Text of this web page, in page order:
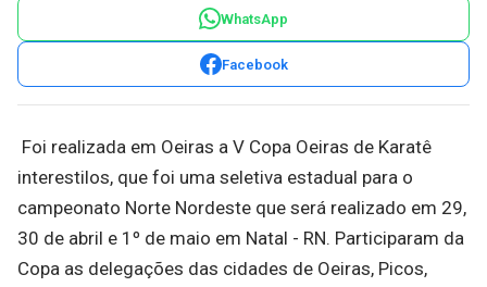
WhatsApp
Facebook
Foi realizada em Oeiras a V Copa Oeiras de Karatê
interestilos, que foi uma seletiva estadual para o
campeonato Norte Nordeste que será realizado em 29,
30 de abril e 1º de maio em Natal - RN. Participaram da
Copa as delegações das cidades de Oeiras, Picos,